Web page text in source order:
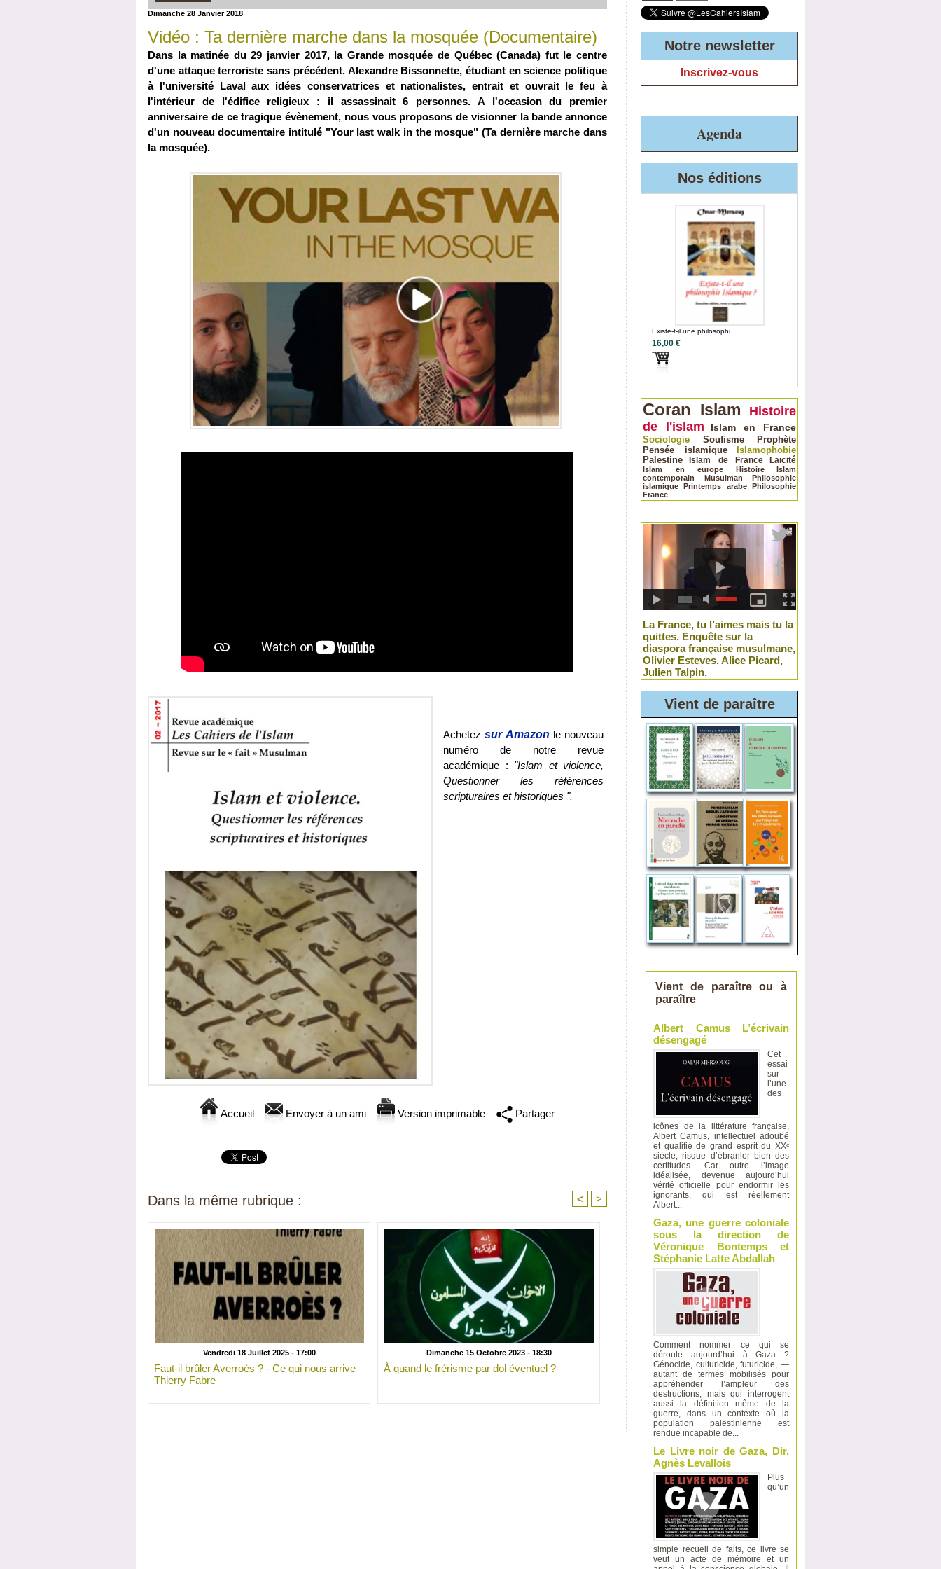
Dimanche 28 Janvier 2018
Vidéo : Ta dernière marche dans la mosquée (Documentaire)
Dans la matinée du 29 janvier 2017, la Grande mosquée de Québec (Canada) fut le centre
d'une attaque terroriste sans précédent. Alexandre Bissonnette, étudiant en science politique
à l'université Laval aux idées conservatrices et nationalistes, entrait et ouvrait le feu à
l'intérieur de l'édifice religieux : il assassinait 6 personnes. A l'occasion du premier
anniversaire de ce tragique évènement, nous vous proposons de visionner la bande annonce
d'un nouveau documentaire intitulé "Your last walk in the mosque" (Ta dernière marche dans
la mosquée).
Achetez sur Amazon le nouveau
numéro de notre revue
académique : "Islam et violence,
Questionner les références
scripturaires et historiques ".
Accueil Envoyer à un ami Version imprimable Partager
Dans la même rubrique : < >
Vendredi 18 Juillet 2025 - 17:00
Faut-il brûler Averroès ? - Ce qui nous arrive
Thierry Fabre
Dimanche 15 Octobre 2023 - 18:30
À quand le frérisme par dol éventuel ?
Notre newsletter
Inscrivez-vous
Agenda
Nos éditions
Existe-t-il une philosophi...
16,00 €
Coran Islam
Histoire
de l'islam
Islam en France
Sociologie Soufisme
Prophète
Pensée islamique
Islamophobie
Palestine Islam de France
Laïcité
Islam en europe
Histoire
Islam
contemporain
Musulman
Philosophie
islamique Printemps arabe Philosophie
France
La France, tu l’aimes mais tu la
quittes. Enquête sur la
diaspora française musulmane,
Olivier Esteves, Alice Picard,
Julien Talpin.
Vient de paraître
Vient de paraître ou à
paraître
Albert Camus L’écrivain
désengagé
Cet
essai
sur
l’une
des
icônes de la littérature française,
Albert Camus, intellectuel adoubé
et qualifié de grand esprit du XXᵉ
siècle, risque d’ébranler bien des
certitudes. Car outre l’image
idéalisée, devenue aujourd’hui
vérité officielle pour endormir les
ignorants, qui est réellement
Albert...
Gaza, une guerre coloniale
sous la direction de
Véronique Bontemps et
Stéphanie Latte Abdallah
Comment nommer ce qui se
déroule aujourd’hui à Gaza ?
Génocide, culturicide, futuricide, —
autant de termes mobilisés pour
appréhender l’ampleur des
destructions, mais qui interrogent
aussi la définition même de la
guerre, dans un contexte où la
population palestinienne est
rendue incapable de...
Le Livre noir de Gaza, Dir.
Agnès Levallois
Plus
qu’un
simple recueil de faits, ce livre se
veut un acte de mémoire et un